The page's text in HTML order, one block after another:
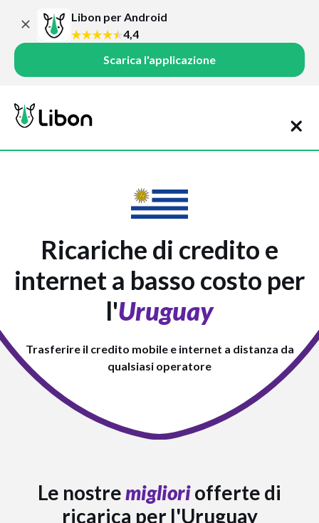
Libon per Android
4,4
Scarica l'applicazione
Ricariche di credito e
internet a basso costo per
l'Uruguay
Trasferire il credito mobile e internet a distanza da
qualsiasi operatore
Le nostremiglioriofferte di
ricarica per l'Uruguay